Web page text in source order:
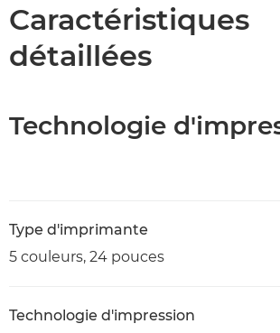
Caractéristiques
détaillées
Technologie
Type d'imprimante
5 couleurs, 24 pouces
Technologie d'impression